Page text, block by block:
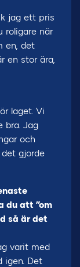
jag ett pris
roligare när
en, det
en stor ära,
laget. Vi
bra. Jag
och
gjorde
du att ”om
så är det
varit med
igen. Det